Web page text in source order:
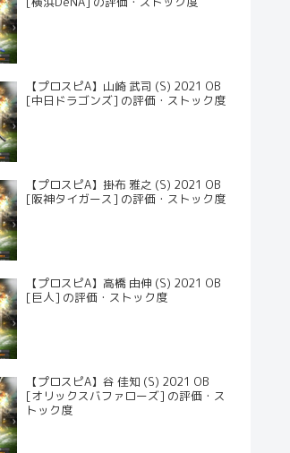
【プロスピA】山崎 武司 (S) 2021 OB
[中日ドラゴンズ] の評価・ストック度
【プロスピA】掛布 雅之 (S) 2021 OB
[阪神タイガース] の評価・ストック度
【プロスピA】高橋 由伸 (S) 2021 OB
[巨人] の評価・ストック度
【プロスピA】谷 佳知 (S) 2021 OB
[オリックスバファローズ] の評価・ス
トック度